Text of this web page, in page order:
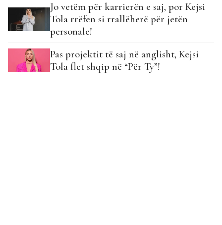
Jo vetëm për karrierën e saj, por Kejsi
Tola rrëfen si rrallëherë për jetën
personale!
Pas projektit të saj në anglisht, Kejsi
Tola flet shqip në “Për Ty”!